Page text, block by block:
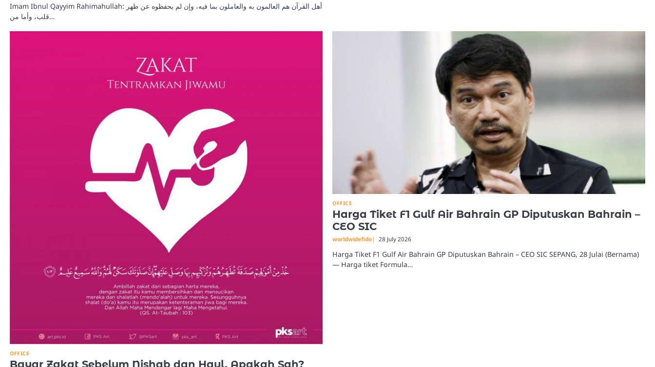
Imam Ibnul Qayyim Rahimahullah: أهل القرآن هم العالمون به والعاملون بما فيه، وإن لم يحفظوه عن ظهر
قلب، وأما من…
OFFICE
Bayar Zakat Sebelum Nishab dan Haul, Apakah Sah?
OFFICE
Harga Tiket F1 Gulf Air Bahrain GP Diputuskan Bahrain –
CEO SIC
worldwidefido 28 July 2026
Harga Tiket F1 Gulf Air Bahrain GP Diputuskan Bahrain – CEO SIC SEPANG, 28 Julai (Bernama)
— Harga tiket Formula…